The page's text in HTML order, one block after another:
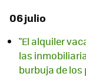
06 julio
"El alquiler
las
burbuja de